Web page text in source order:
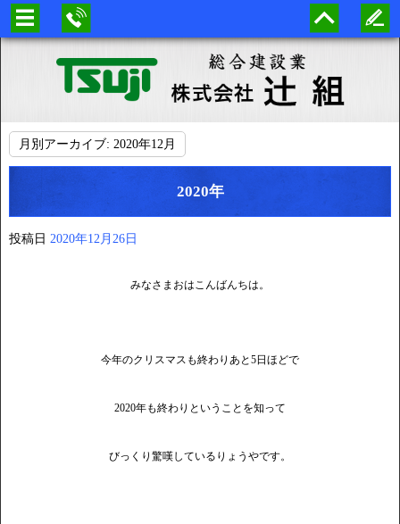
月別アーカイブ: 2020年12月
2020年
投稿日 2020年12月26日
みなさまおはこんばんちは。
今年のクリスマスも終わりあと5日ほどで
2020年も終わりということを知って
びっくり驚嘆しているりょうやです。